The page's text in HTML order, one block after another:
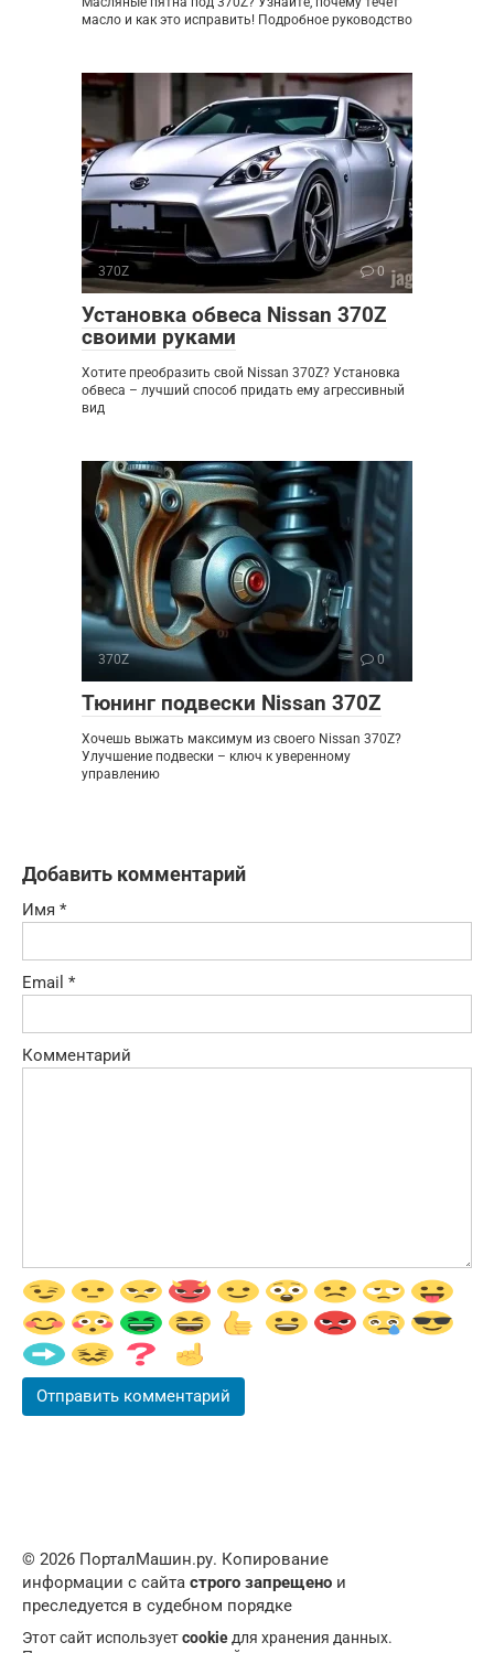
масло и как это исправить! Подробное руководство
370Z 0
Установка обвеса Nissan 370Z
своими руками
Хотите преобразить свой Nissan 370Z? Установка
обвеса – лучший способ придать ему агрессивный
вид
370Z 0
Тюнинг подвески Nissan 370Z
Хочешь выжать максимум из своего Nissan 370Z?
Улучшение подвески – ключ к уверенному
управлению
Добавить комментарий
Имя *
Email *
Комментарий
© 2026 ПорталМашин.ру. Копирование
информации с сайта строго запрещено и
преследуется в судебном порядке
Этот сайт используетcookieдля хранения данных.